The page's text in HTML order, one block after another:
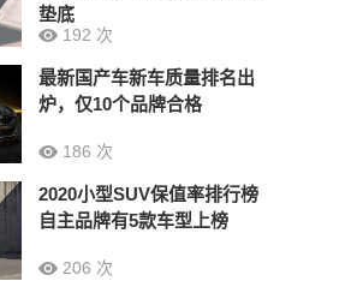
垫底
192 次
最新国产车新车质量排名出
炉，仅10个品牌合格
186 次
2020小型SUV保值率排行榜
自主品牌有5款车型上榜
206 次